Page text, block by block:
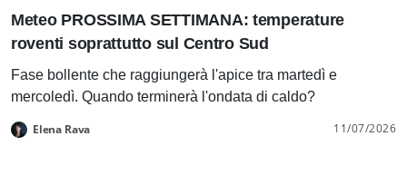
Meteo PROSSIMA SETTIMANA: temperature
roventi soprattutto sul Centro Sud
Fase bollente che raggiungerà l'apice tra martedì e
mercoledì. Quando terminerà l'ondata di caldo?
Elena Rava 11/07/2026